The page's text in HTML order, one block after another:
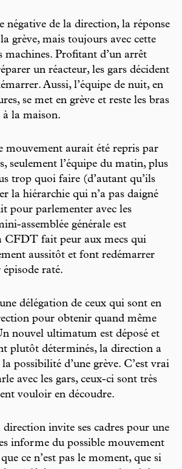
négative de la direction, la réponse
grève, mais toujours avec cette
machines. Profitant d’un arrêt
un réacteur, les gars décident
Aussi, l’équipe de nuit, en
se met en grève et reste les bras
à la maison.
mouvement aurait été repris par
seulement l’équipe du matin, plus
trop quoi faire (d’autant qu’ils
la hiérarchie qui n’a pas daigné
pour parlementer avec les
assemblée générale est
CFDT fait peur aux mecs qui
aussitôt et font redémarrer
raté.
délégation de ceux qui sont en
pour obtenir quand même
nouvel ultimatum est déposé et
plutôt déterminés, la direction a
possibilité d’une grève. C’est vrai
avec les gars, ceux-ci sont très
vouloir en découdre.
invite ses cadres pour une
informe du possible mouvement
ce n’est pas le moment, que si